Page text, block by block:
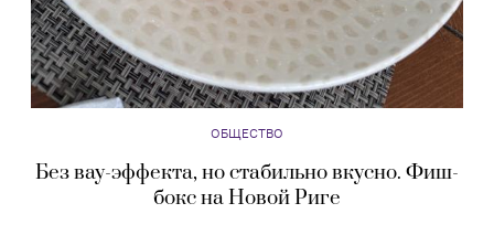
ОБЩЕСТВО
Без вау-эффекта, но стабильно вкусно. Фиш-
бокс на Новой Риге